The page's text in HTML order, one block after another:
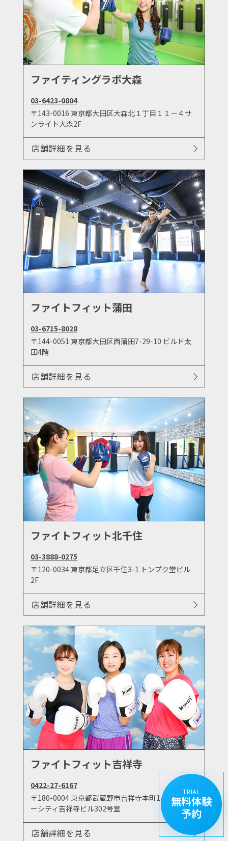
ファイティングラボ大森
03-6423-0804
〒143-0016 東京都大田区大森北１丁目１１－４サ
ンライト大森2F
店舗詳細を見る
ファイトフィット蒲田
03-6715-8028
〒144-0051 東京都大田区西蒲田7-29-10 ビルド太
田4階
店舗詳細を見る
ファイトフィット北千住
03-3888-0275
〒120-0034 東京都足立区千住3-1 トンプク堂ビル
2F
店舗詳細を見る
ファイトフィット吉祥寺
0422-27-6167
〒180-0004 東京都武蔵野市吉祥寺本町1-18-3 サニ
ーシティ吉祥寺ビル302号室
店舗詳細を見る
TRIAL
無料体験
予約